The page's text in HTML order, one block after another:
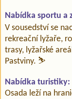
Nabídka sportu a
V sousedství se
rekreační lyžaře,
trasy, lyžařské
Pastviny. ⛷️
Nabídka turistiky:
Osada leží na